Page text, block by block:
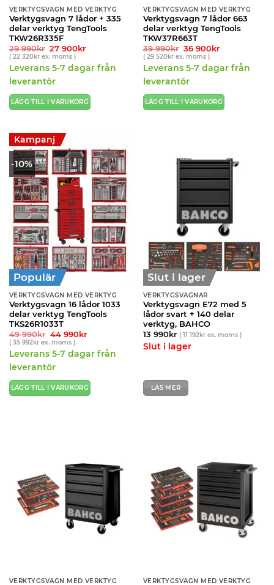
VERKTYGSVAGN MED VERKTYG
Verktygsvagn 7 lådor + 335
delar verktyg TengTools
TKW26R335F
29 990kr Det
ursprungliga
priset
var:
29
990kr.
27 900krDet
priset
är:
( 22 320krex. moms )
Leverans 5-7 dagar från
leverantör
LÄGG TILL I VARUKORG
VERKTYGSVAGN MED VERKTYG
Verktygsvagn 7 lådor 663
delar verktyg TengTools
TKW37R663T
39 990kr Det
ursprungliga
priset
var:
39
990kr.
36 900krDet
priset
är:
( 29 520krex. moms )
Leverans 5-7 dagar från
leverantör
LÄGG TILL I VARUKORG
-10%
Kampanj
Populär
VERKTYGSVAGN MED VERKTYG
Verktygsvagn 16 lådor 1033
delar verktyg TengTools
TKS26R1033T
49 990kr Det
ursprungliga
priset
var:
49
990kr.
44 990krDet
priset
är:
( 35 992krex. moms )
Leverans 5-7 dagar från
leverantör
LÄGG TILL I VARUKORG
Slut i lager
VERKTYGSVAGNAR
Verktygsvagn E72 med 5
lådor svart + 140 delar
verktyg, BAHCO
13 990kr ( 11 192krex. moms )
Slut i lager
LÄS MER
VERKTYGSVAGN MED VERKTYG VERKTYGSVAGN MED VERKTYG